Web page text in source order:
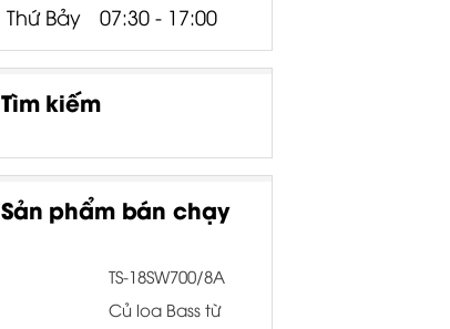
Thứ Bảy
07:30 - 17:00
Tìm kiếm
Sản phẩm bán chạy
TS-18SW700/8A
Củ loa Bass từ